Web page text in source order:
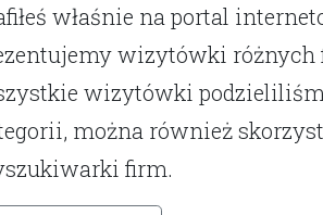
właśnie na portal
wizytówki różnych
wizytówki
można również
firm.